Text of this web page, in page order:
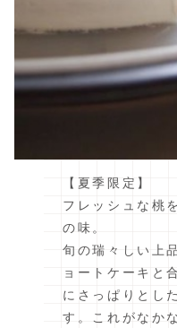
【夏季限定】
フレッシュな桃
の味。
旬の瑞々しい上
ョートケーキと
にさっぱりとし
す。これがなか